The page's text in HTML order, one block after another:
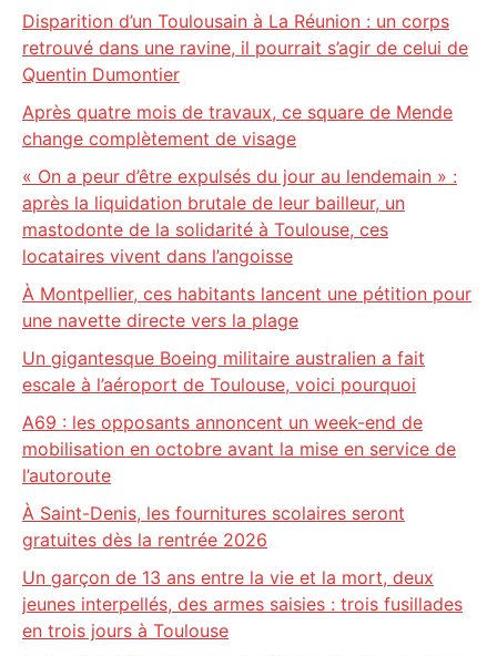
Disparition d’un Toulousain à La Réunion : un corps
retrouvé dans une ravine, il pourrait s’agir de celui de
Quentin Dumontier
Après quatre mois de travaux, ce square de Mende
change complètement de visage
« On a peur d’être expulsés du jour au lendemain » :
après la liquidation brutale de leur bailleur, un
mastodonte de la solidarité à Toulouse, ces
locataires vivent dans l’angoisse
À Montpellier, ces habitants lancent une pétition pour
une navette directe vers la plage
Un gigantesque Boeing militaire australien a fait
escale à l’aéroport de Toulouse, voici pourquoi
A69 : les opposants annoncent un week-end de
mobilisation en octobre avant la mise en service de
l’autoroute
À Saint-Denis, les fournitures scolaires seront
gratuites dès la rentrée 2026
Un garçon de 13 ans entre la vie et la mort, deux
jeunes interpellés, des armes saisies : trois fusillades
en trois jours à Toulouse